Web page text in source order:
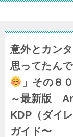
意外とカン
思ってたん
」その８
～最新版
KDP（ダイ
ガイド〜